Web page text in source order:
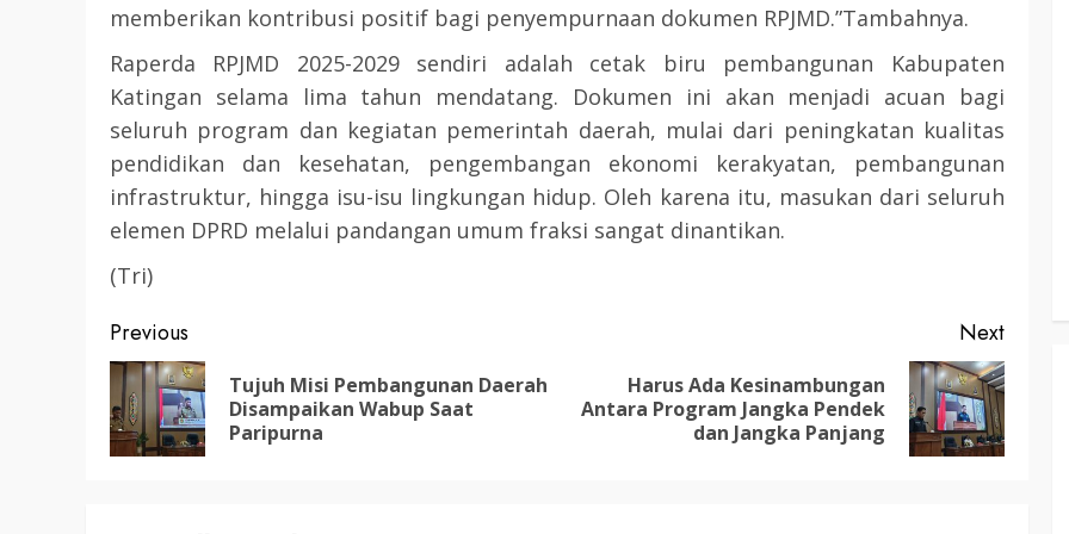
memberikan kontribusi positif bagi penyempurnaan dokumen RPJMD.”Tambahnya.
Raperda RPJMD 2025-2029 sendiri adalah cetak biru pembangunan Kabupaten
Katingan selama lima tahun mendatang. Dokumen ini akan menjadi acuan bagi
seluruh program dan kegiatan pemerintah daerah, mulai dari peningkatan kualitas
pendidikan dan kesehatan, pengembangan ekonomi kerakyatan, pembangunan
infrastruktur, hingga isu-isu lingkungan hidup. Oleh karena itu, masukan dari seluruh
elemen DPRD melalui pandangan umum fraksi sangat dinantikan.
(Tri)
Post
navigation
Previous
Previous
Tujuh Misi Pembangunan Daerah
Disampaikan Wabup Saat
Paripurna
Next
Next
Harus Ada Kesinambungan
Antara Program Jangka Pendek
dan Jangka Panjang
HEADLINE
KATINGAN
RDP DPRD dan Pemkab Katingan
Soroti Krisis Air Bersih, Insentif
Nakes Hingga Ancaman
Pencemaran Sungai
KATINGAN
Pemkab Katingan dan Balai TN
Sebangau Perkuat Sinergi Jaga
Kawasan Konservasi dan Gambut
HEADLINE